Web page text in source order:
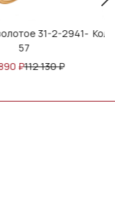
золотое 31-2-1-57
991₽130 695